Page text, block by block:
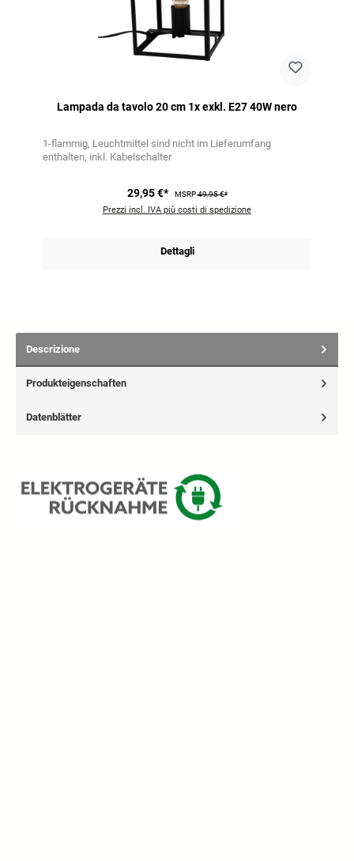
Lampada da tavolo 20 cm 1x exkl. E27 40W nero
1-flammig Leuchtmittel sind nicht im Lieferumfang
enthalten inkl. Kabelschalter
29,95 €* MSRP49,95 €*
Prezzi incl. IVA più costi di spedizione
Dettagli
Descrizione
Produkteigenschaften
Datenblätter